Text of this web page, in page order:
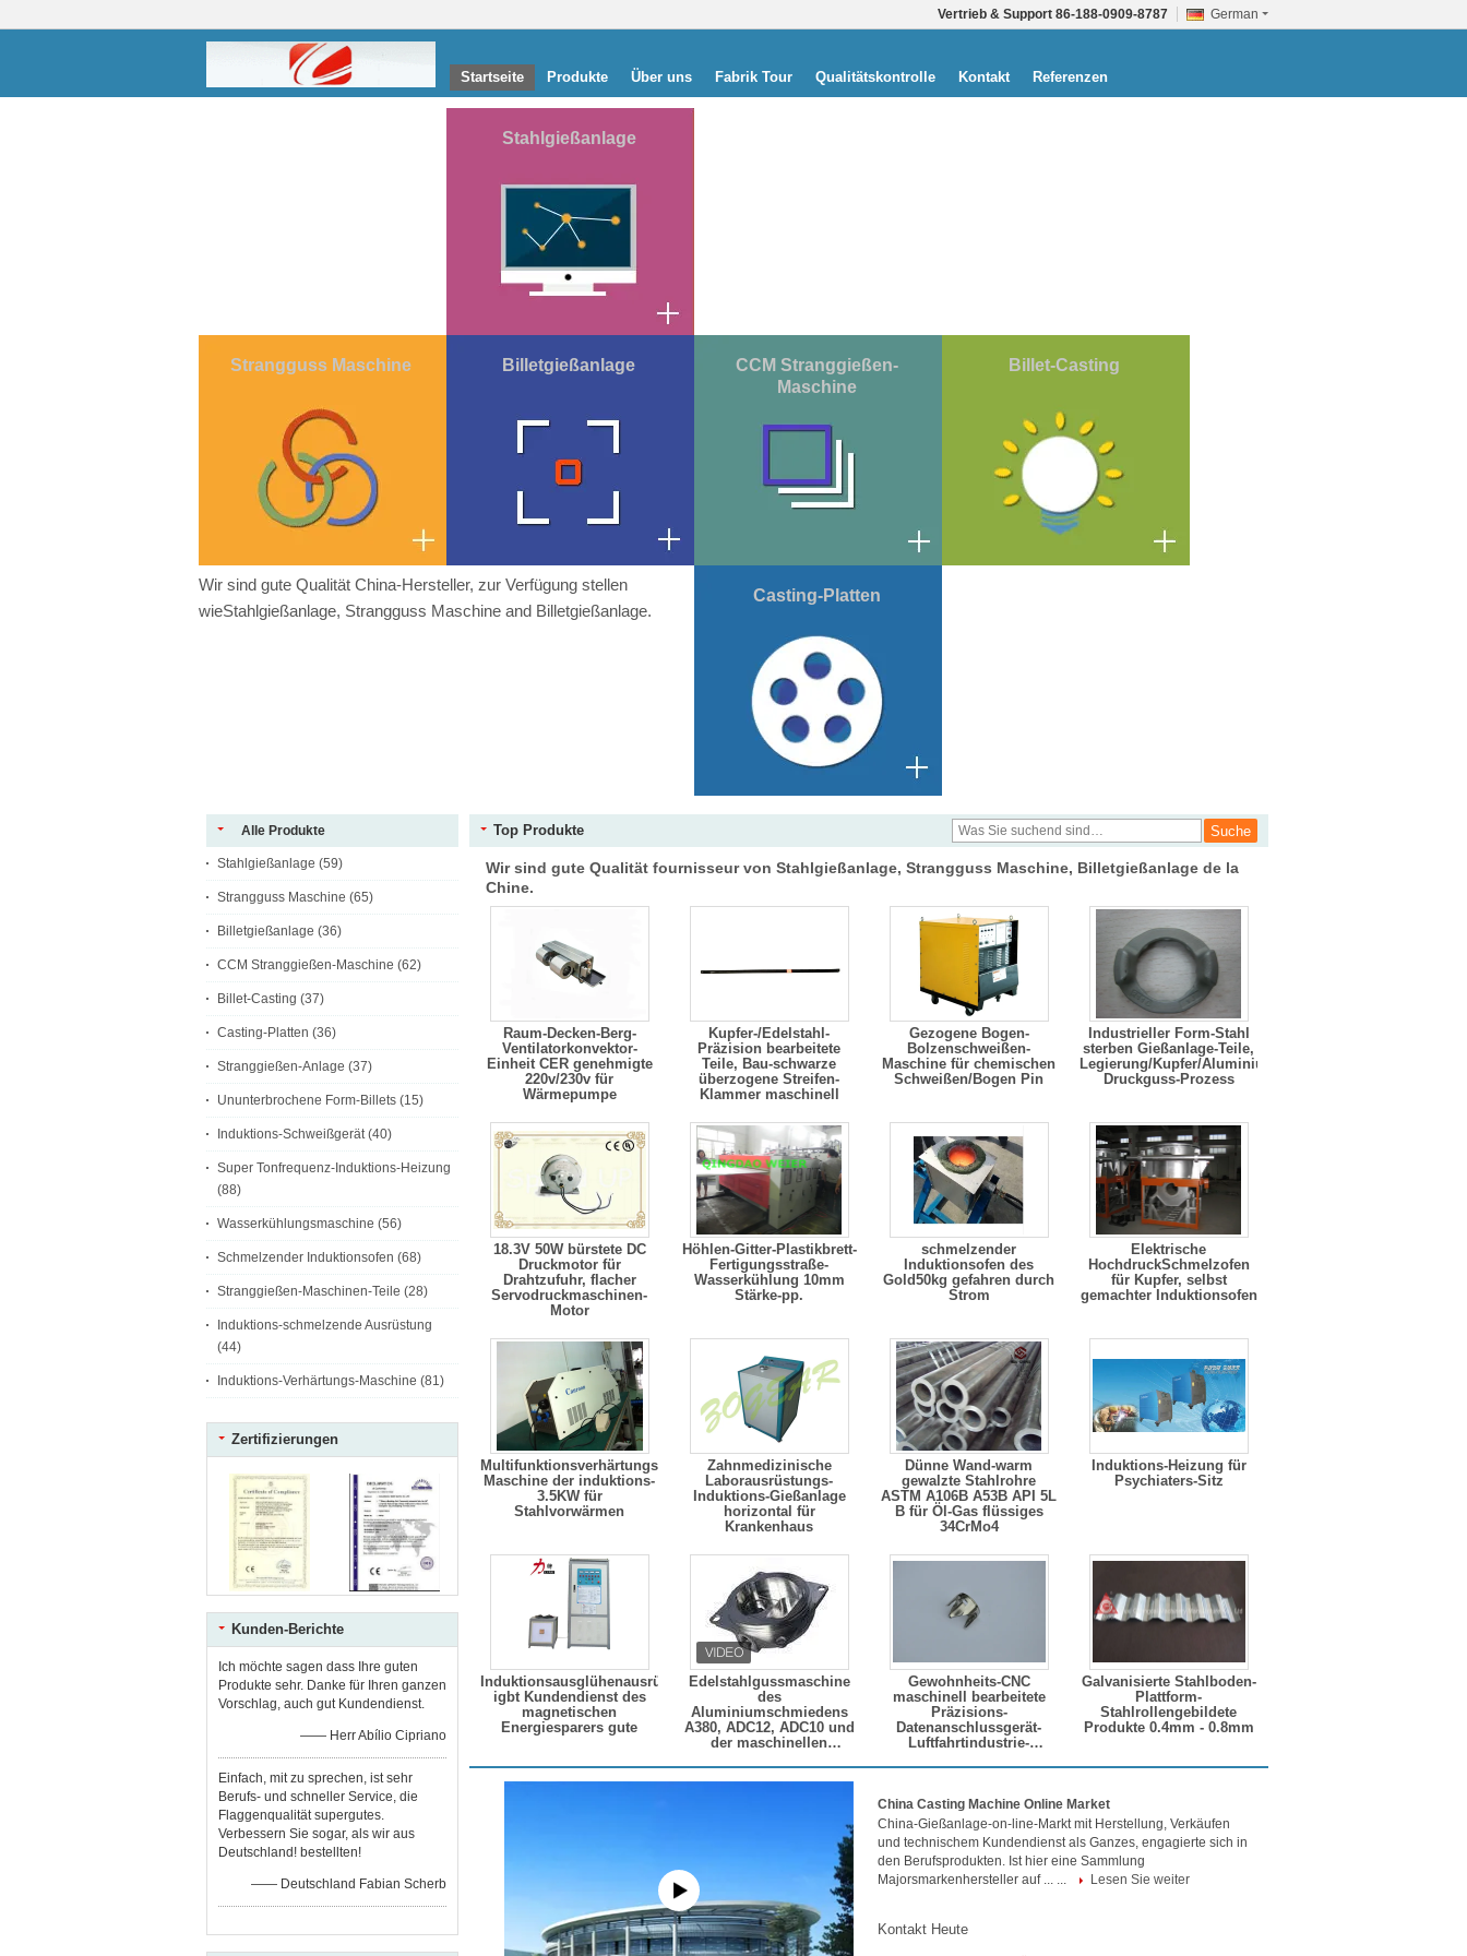
German
Vertrieb & Support 86-188-0909-8787
Startseite Produkte Über uns Fabrik Tour Qualitätskontrolle Kontakt Referenzen
Stahlgießanlage
Strangguss Maschine Billetgießanlage
CCM Stranggießen-
Maschine
Billet-Casting
Casting-Platten
Wir sind gute Qualität China-Hersteller, zur Verfügung stellen
wieStahlgießanlage, Strangguss Maschine and Billetgießanlage.
Alle Produkte
Stahlgießanlage (59)
Strangguss Maschine (65)
Billetgießanlage (36)
CCM Stranggießen-Maschine (62)
Billet-Casting (37)
Casting-Platten (36)
Stranggießen-Anlage (37)
Ununterbrochene Form-Billets (15)
Induktions-Schweißgerät (40)
Super Tonfrequenz-Induktions-Heizung
(88)
Wasserkühlungsmaschine (56)
Schmelzender Induktionsofen (68)
Stranggießen-Maschinen-Teile (28)
Induktions-schmelzende Ausrüstung
(44)
Induktions-Verhärtungs-Maschine (81)
Zertifizierungen
Kunden-Berichte
Ich möchte sagen dass Ihre guten
Produkte sehr. Danke für Ihren ganzen
Vorschlag, auch gut Kundendienst.
—— Herr Abílio Cipriano
Einfach, mit zu sprechen, ist sehr
Berufs- und schneller Service, die
Flaggenqualität supergutes.
Verbessern Sie sogar, als wir aus
Deutschland! bestellten!
—— Deutschland Fabian Scherb
Top Produkte
Wir sind gute Qualität fournisseur von Stahlgießanlage, Strangguss Maschine, Billetgießanlage de la
Chine.
Raum-Decken-Berg-
Ventilatorkonvektor-
Einheit CER genehmigte
220v/230v für
Wärmepumpe
Kupfer-/Edelstahl-
Präzision bearbeitete
Teile, Bau-schwarze
überzogene Streifen-
Klammer maschinell
Gezogene Bogen-
Bolzenschweißen-
Maschine für chemischen
Schweißen/Bogen Pin
Industrieller Form-Stahl
sterben Gießanlage-Teile,
Legierung/Kupfer/Aluminium
Druckguss-Prozess
18.3V 50W bürstete DC
Druckmotor für
Drahtzufuhr, flacher
Servodruckmaschinen-
Motor
Höhlen-Gitter-Plastikbrett-
Fertigungsstraße-
Wasserkühlung 10mm
Stärke-pp.
schmelzender
Induktionsofen des
Gold50kg gefahren durch
Strom
Elektrische
HochdruckSchmelzofen
für Kupfer, selbst
gemachter Induktionsofen
Multifunktionsverhärtungs-
Maschine der induktions-
3.5KW für
Stahlvorwärmen
Zahnmedizinische
Laborausrüstungs-
Induktions-Gießanlage
horizontal für
Krankenhaus
Dünne Wand-warm
gewalzte Stahlrohre
ASTM A106B A53B API 5L
B für Öl-Gas flüssiges
34CrMo4
Induktions-Heizung für
Psychiaters-Sitz
Induktionsausglühenausrüstung
igbt Kundendienst des
magnetischen
Energiesparers gute
Edelstahlgussmaschine
des
Aluminiumschmiedens
A380, ADC12, ADC10 und
der maschinellen
Gewohnheits-CNC
maschinell bearbeitete
Präzisions-
Datenanschlussgerät-
Luftfahrtindustrie-
Galvanisierte Stahlboden-
Plattform-
Stahlrollengebildete
Produkte 0.4mm - 0.8mm
China Casting Machine Online Market
China-Gießanlage-on-line-Markt mit Herstellung, Verkäufen
und technischem Kundendienst als Ganzes, engagierte sich in
den Berufsprodukten. Ist hier eine Sammlung
Majorsmarkenhersteller auf ... ...
Lesen Sie weiter
Kontakt Heute